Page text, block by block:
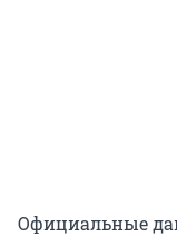
Официальные